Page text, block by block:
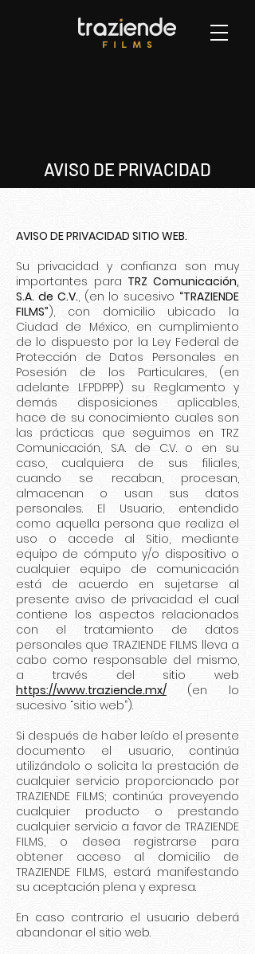
AVISO DE PRIVACIDAD
AVISO DE PRIVACIDAD SITIO WEB.
Su privacidad y confianza son muy
importantes para TRZ Comunicación,
S.A. de C.V., (en lo sucesivo “TRAZIENDE
FILMS”), con domicilio ubicado la
Ciudad de México, en cumplimiento
de lo dispuesto por la Ley Federal de
Protección de Datos Personales en
Posesión de los Particulares, (en
adelante LFPDPPP) su Reglamento y
demás disposiciones aplicables,
hace de su conocimiento cuales son
las prácticas que seguimos en TRZ
Comunicación, S.A. de C.V. o en su
caso, cualquiera de sus filiales,
cuando se recaban, procesan,
almacenan o usan sus datos
personales. El Usuario, entendido
como aquella persona que realiza el
uso o accede al Sitio, mediante
equipo de cómputo y/o dispositivo o
cualquier equipo de comunicación
está de acuerdo en sujetarse al
presente aviso de privacidad el cual
contiene los aspectos relacionados
con el tratamiento de datos
personales que TRAZIENDE FILMS lleva a
cabo como responsable del mismo,
a través del sitio web
https://www.traziende.mx/
(en lo
sucesivo “sitio web”).
Si después de haber leído el presente
documento el usuario, continúa
utilizándolo o solicita la prestación de
cualquier servicio proporcionado por
TRAZIENDE FILMS; continúa proveyendo
cualquier producto o prestando
cualquier servicio a favor de TRAZIENDE
FILMS, o desea registrarse para
obtener acceso al domicilio de
TRAZIENDE FILMS, estará manifestando
su aceptación plena y expresa.
En caso contrario el usuario deberá
abandonar el sitio web.